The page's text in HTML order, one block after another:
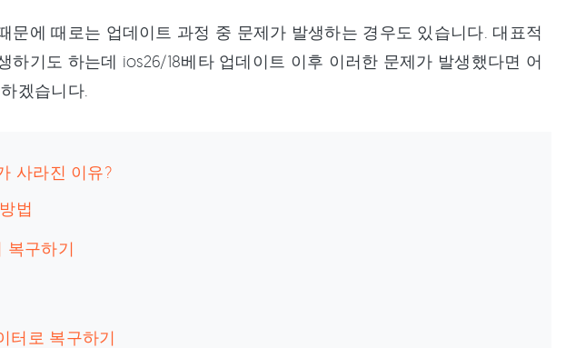
문에 때로는 업데이트 과정 중 문제가 발생하는 경우도 있습니다. 대표적
하기도 하는데 ios26/18베타 업데이트 이후 이러한 문제가 발생했다면 어
겠습니다.
사라진 이유?
법
복구하기
터로 복구하기